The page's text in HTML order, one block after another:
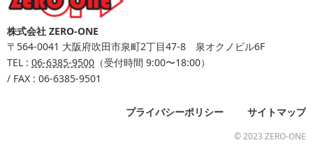
株式会社 ZERO-ONE
〒564-0041 大阪府吹田市泉町2丁目47-8 泉オクノビル6F
TEL : 06-6385-9500 （受付時間 9:00〜18:00）
/ FAX : 06-6385-9501
プライバシーポリシー サイトマップ
© 2023 ZERO-ONE